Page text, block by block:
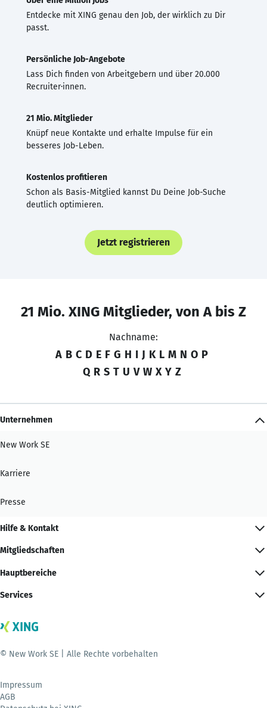
Entdecke mit XING genau den Job, der wirklich zu Dir
passt.
Persönliche Job-Angebote
Lass Dich finden von Arbeitgebern und über 20.000
Recruiter·innen.
21 Mio. Mitglieder
Knüpf neue Kontakte und erhalte Impulse für ein
besseres Job-Leben.
Kostenlos profitieren
Schon als Basis-Mitglied kannst Du Deine Job-Suche
deutlich optimieren.
Jetzt registrieren
21 Mio. XING Mitglieder, von A bis Z
Nachname:
A B C D E F G H I J K L M N O P
Q R S T U V W X Y Z
Unternehmen
New Work SE
Karriere
Presse
Hilfe & Kontakt
Mitgliedschaften
Hauptbereiche
Services
© New Work SE | Alle Rechte vorbehalten
Impressum
AGB